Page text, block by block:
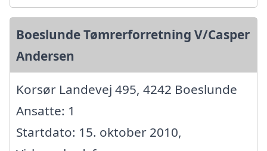
Boeslunde Tømrerforretning V/Casper
Andersen
Korsør Landevej 495, 4242 Boeslunde
Ansatte: 1
Startdato: 15. oktober 2010,